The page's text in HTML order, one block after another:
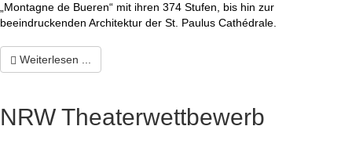
„Montagne de Bueren“ mit ihren 374 Stufen, bis hin zur
beeindruckenden Architektur der St. Paulus Cathédrale.
Weiterlesen ...
NRW Theaterwettbewerb